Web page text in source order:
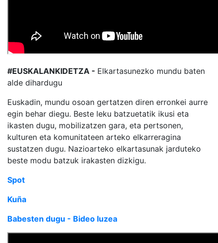
#EUSKALANKIDETZA - Elkartasunezko mundu baten
alde dihardugu
Euskadin, mundu osoan gertatzen diren erronkei aurre
egin behar diegu. Beste leku batzuetatik ikusi eta
ikasten dugu, mobilizatzen gara, eta pertsonen,
kulturen eta komunitateen arteko elkarreragina
sustatzen dugu. Nazioarteko elkartasunak jarduteko
beste modu batzuk irakasten dizkigu.
Spot
Kuña
Babesten dugu - Bideo luzea